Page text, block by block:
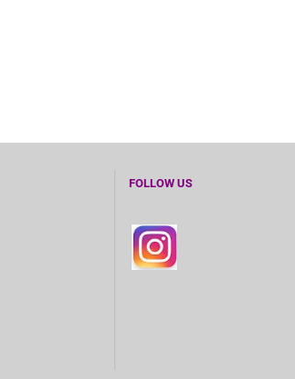
FOLLOW US